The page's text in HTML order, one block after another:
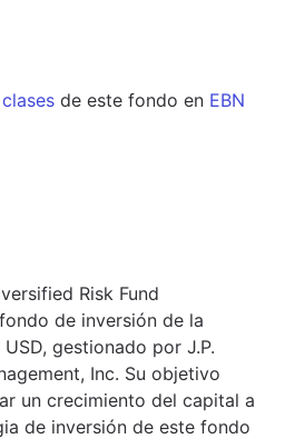
de este fondo en EBN
Risk Fund
de inversión de la
gestionado por J.P.
Inc. Su objetivo
un crecimiento del capital a
de inversión de este fondo